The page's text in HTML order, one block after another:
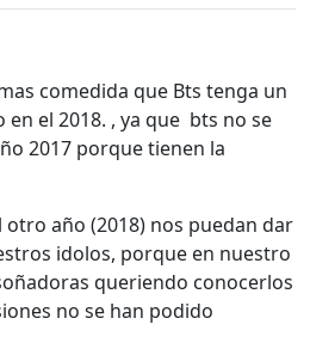
comedida que Bts tenga un
el 2018. , ya que bts no se
2017 porque tienen la
año (2018) nos puedan dar
idolos, porque en nuestro
queriendo conocerlos
no se han podido